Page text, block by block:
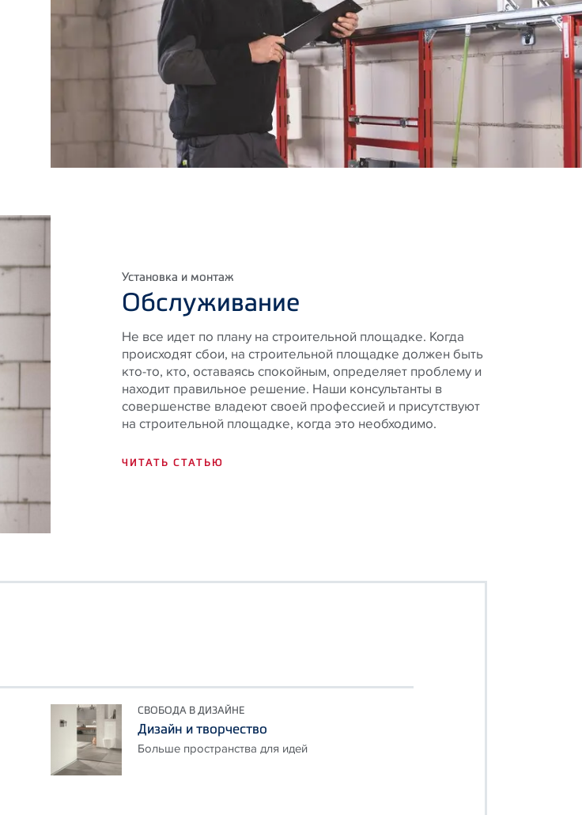
Установка и монтаж
Обслуживание
Не все идет по плану на строительной площадке. Когда
происходят сбои, на строительной площадке должен быть
кто-то, кто, оставаясь спокойным, определяет проблему и
находит правильное решение. Наши консультанты в
совершенстве владеют своей профессией и присутствуют
на строительной площадке, когда это необходимо.
ЧИТАТЬ СТАТЬЮ
СВОБОДА В ДИЗАЙНЕ
Дизайн и творчество
Больше пространства для идей